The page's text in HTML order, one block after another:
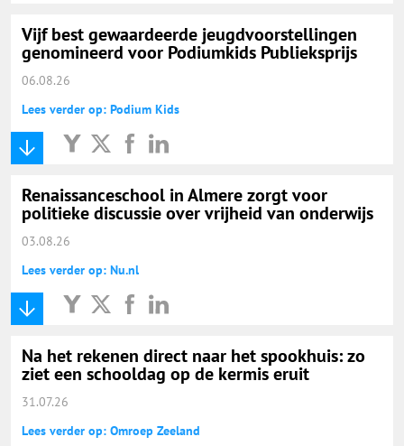
Vacaturewijzer Basisonderwijs
Vijf best gewaardeerde jeugdvoorstellingen
genomineerd voor Podiumkids Publieksprijs
06.08.26
Lees verder op: Podium Kids
Renaissanceschool in Almere zorgt voor
politieke discussie over vrijheid van onderwijs
03.08.26
Lees verder op: Nu.nl
Na het rekenen direct naar het spookhuis: zo
ziet een schooldag op de kermis eruit
31.07.26
Lees verder op: Omroep Zeeland